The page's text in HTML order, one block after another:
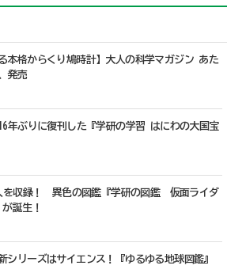
本格からくり鳩時計】大人の科学マガジン あた
発売
年ぶりに復刊した『学研の学習 はにわの大国宝
を収録！ 異色の図鑑『学研の図鑑 仮面ライダ
誕生！
シリーズはサイエンス！『ゆるゆる地球図鑑』